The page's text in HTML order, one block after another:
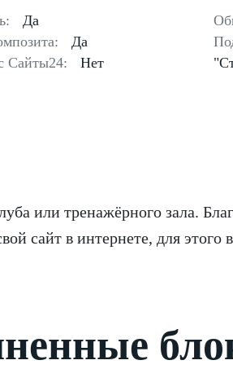
Да
Да
Сайты24:
Нет
или тренажёрного зала.
сайт в интернете, для этого